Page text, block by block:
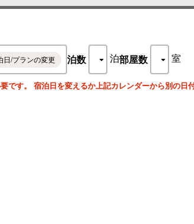
する」シンプルな夕食プランですので宿泊料金がリー
きは＋3,000円
・天草大王は＋1,500円
その2】
身がたくさん食べたい！というお客様には
前3,000円）でご用意いたします
日/プランの変更 泊数 泊部屋数 室
です。 宿泊日を変えるか上記カレンダーから別の日